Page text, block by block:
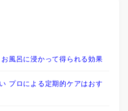
風呂に浸かって得られる効果
プロによる定期的ケアはおす